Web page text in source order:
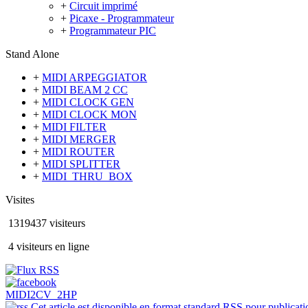
+ Circuit imprimé
+ Picaxe - Programmateur
+ Programmateur PIC
Stand Alone
+ MIDI ARPEGGIATOR
+ MIDI BEAM 2 CC
+ MIDI CLOCK GEN
+ MIDI CLOCK MON
+ MIDI FILTER
+ MIDI MERGER
+ MIDI ROUTER
+ MIDI SPLITTER
+ MIDI_THRU_BOX
Visites
1319437 visiteurs
4 visiteurs en ligne
MIDI2CV_2HP